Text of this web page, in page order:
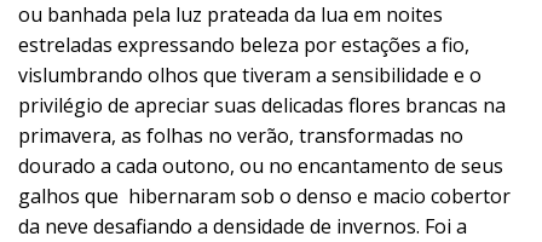
ou banhada pela luz prateada da lua em noites
estreladas expressando beleza por estações a fio,
vislumbrando olhos que tiveram a sensibilidade e o
privilégio de apreciar suas delicadas flores brancas na
primavera, as folhas no verão, transformadas no
dourado a cada outono, ou no encantamento de seus
galhos que hibernaram sob o denso e macio cobertor
da neve desafiando a densidade de invernos. Foi a